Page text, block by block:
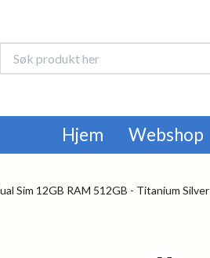
Hjem Webshop
Sim 12GB RAM 512GB - Titanium Silver